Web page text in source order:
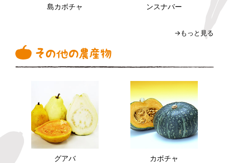
島カボチャ ンスナバー
→もっと見る
グアバ カボチャ